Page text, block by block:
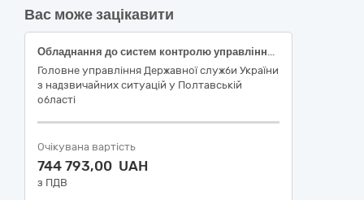
Вас може зацікавити
Обладнання до систем контролю управління доступу та відеоспостереження згідно коду національного класифікатора України ДК 021:2015 «Єдиний закупівельний словник» – 35120000-1 «Системи та пристрої нагляду та охорони»
Головне управління Державної служби України
з надзвичайних ситуацій у Полтавській
області
Очікувана вартість
744 793,00 UAH
з ПДВ